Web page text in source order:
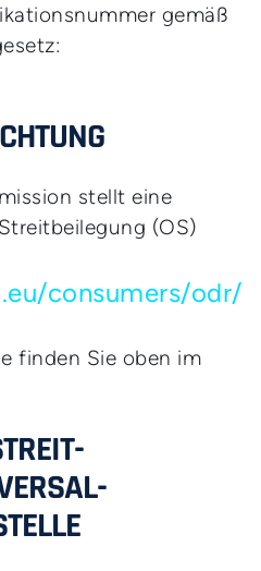
gemäß
stellt eine
(OS)
consumers/odr/
finden Sie oben im